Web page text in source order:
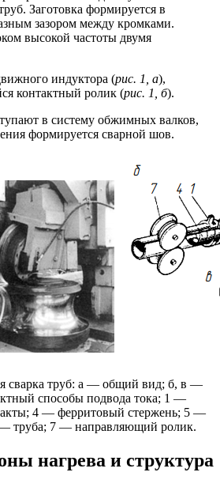
Заготовка формируется в
зазором между кромками.
высокой частоты двумя
индуктора (рис. 1, а),
контактный ролик (рис. 1, б).
в систему обжимных валков,
формируется сварной шов.
сварка труб: а — общий вид; б, в —
способы подвода тока; 1 —
4 — ферритовый стержень; 5 —
труба; 7 — направляющий ролик.
нагрева и структура